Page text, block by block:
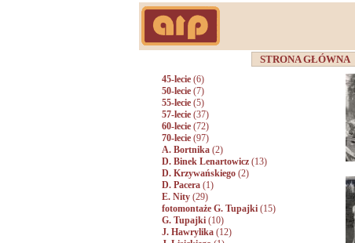
STRONA GŁÓWNA
45-lecie (6)
50-lecie (7)
55-lecie (5)
57-lecie (37)
60-lecie (72)
70-lecie (97)
A. Bortnika (2)
D. Binek Lenartowicz (13)
D. Krzywańskiego (2)
D. Pacera (1)
E. Nity (29)
fotomontaże G. Tupajki (15)
G. Tupajki (10)
J. Hawrylika (12)